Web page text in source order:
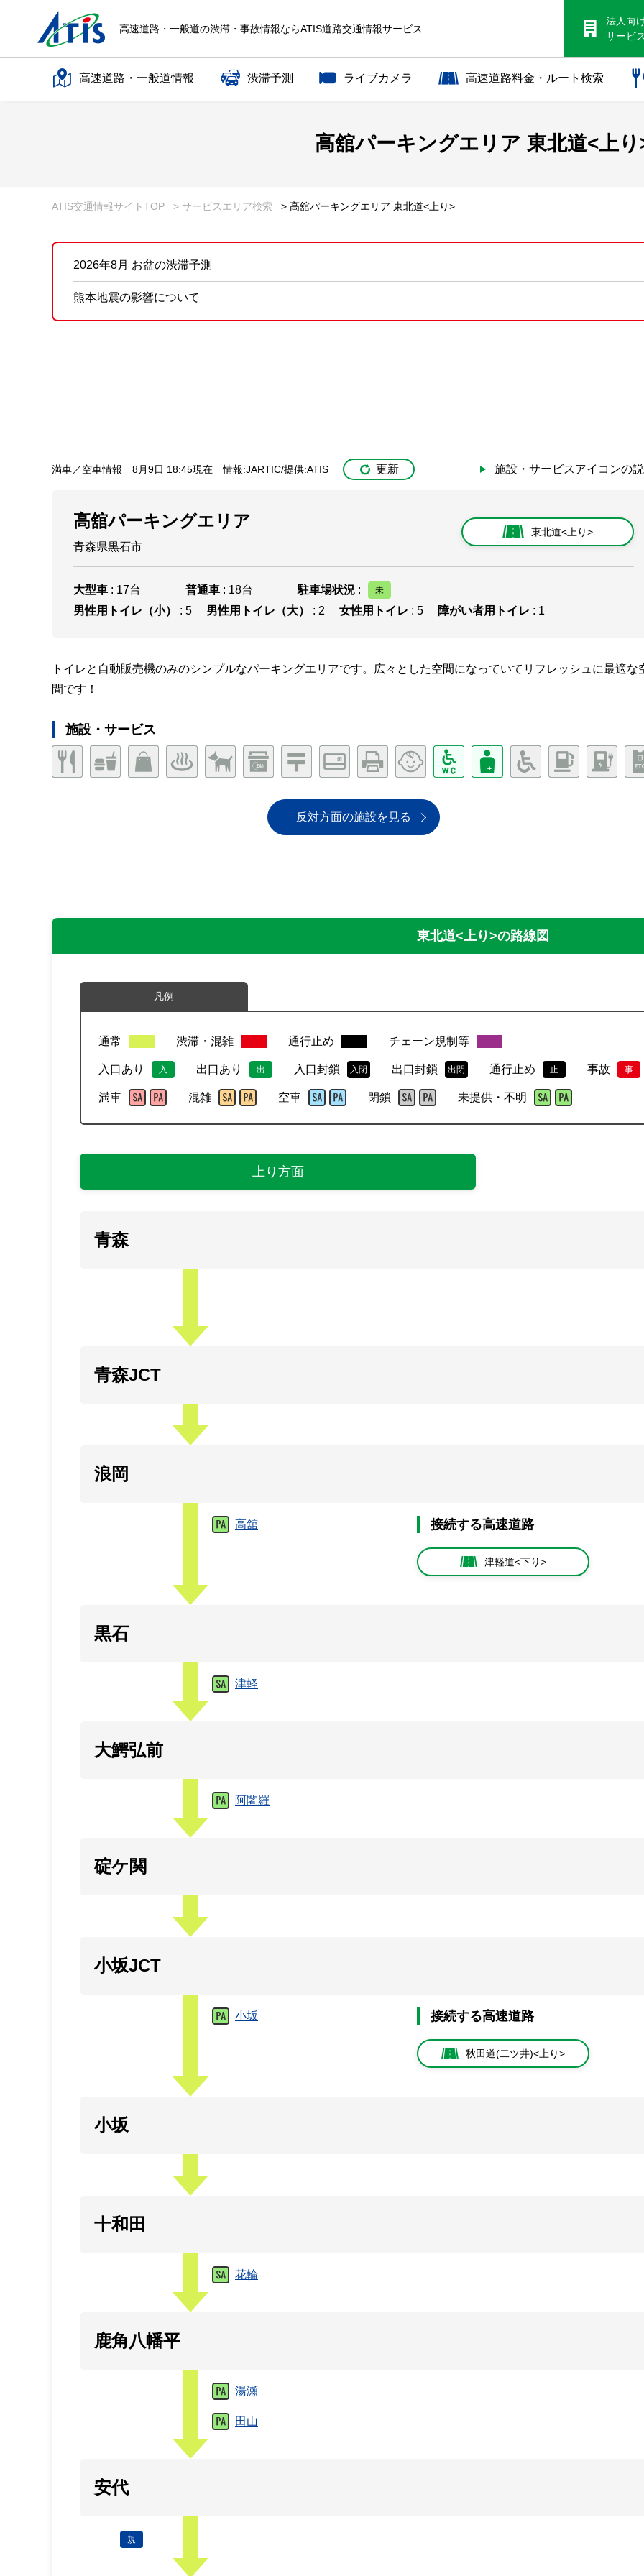
高速道路・一般道の渋滞・事故情報ならATIS道路交通情報サービス
法人向
サービ
高速道路・一般道情報 渋滞予測 ライブカメラ 高速道路料金・ルート検索
高舘パーキングエリア 東北道<上り
ATIS交通情報サイトTOP > サービスエリア検索 > 高舘パーキングエリア 東北道<上り>
2026年8月 お盆の渋滞予測
熊本地震の影響について
満車／空車情報 8月9日 18:45現在 情報:JARTIC/提供:ATIS 更新 施設・サービスアイコンの
高舘パーキングエリア
青森県黒石市
東北道<上り>
大型車 : 17台 普通車 : 18台 駐車場状況 :
男性用トイレ（小）
: 5 男性用トイレ（大） : 2 女性用トイレ : 5 障がい者用トイレ : 1
トイレと自動販売機のみのシンプルなパーキングエリアです。広々とした空間になっていてリフレッシュに最適な
間です！
施設・サービス
反対方面の施設を見る
東北道<上り>の路線図
凡例
通常 渋滞・混雑 通行止め チェーン規制等
入口あり 入 出口あり 出 入口封鎖 入閉 出口封鎖 出閉 通行止め 止 事故 事
満車 混雑 空車 閉鎖 未提供・不明
上り方面
青森
青森JCT
浪岡
高舘 接続する高速道路
津軽道<下り>
黒石
津軽
大鰐弘前
阿闍羅
碇ケ関
小坂JCT
小坂 接続する高速道路
秋田道(二ツ井)<上り>
小坂
十和田
花輪
鹿角八幡平
湯瀬
田山
安代
規